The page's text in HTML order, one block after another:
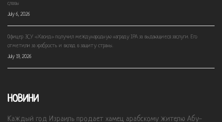
славы
July 6, 2026
Офицер ЗСУ «Хасид» получил международную награду IPA за выдающиеся заслуги. Его
отметили за храбрость и вклад в защиту страны.
July 19, 2026
НОВИНИ
Каждый год Израиль продает хамец арабскому жителю Абу-